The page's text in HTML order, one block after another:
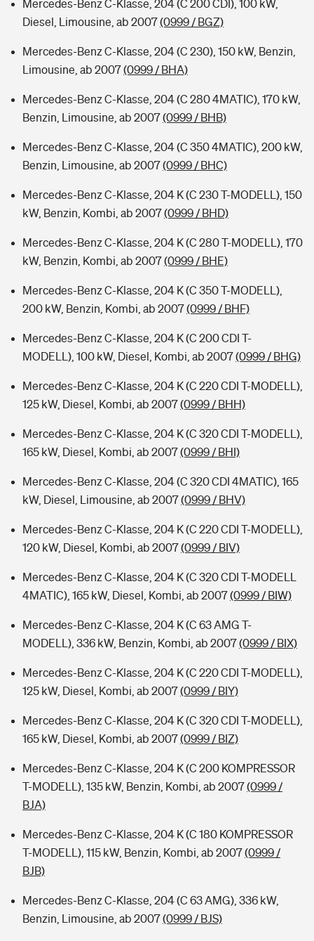
Mercedes-Benz C-Klasse, 204 (C 200 CDI), 100 kW,
Diesel, Limousine, ab 2007(0999 / BGZ)
Mercedes-Benz C-Klasse, 204 (C 230), 150 kW, Benzin,
Limousine, ab 2007(0999 / BHA)
Mercedes-Benz C-Klasse, 204 (C 280 4MATIC), 170 kW,
Benzin, Limousine, ab 2007(0999 / BHB)
Mercedes-Benz C-Klasse, 204 (C 350 4MATIC), 200 kW,
Benzin, Limousine, ab 2007(0999 / BHC)
Mercedes-Benz C-Klasse, 204 K (C 230 T-MODELL), 150
kW, Benzin, Kombi, ab 2007(0999 / BHD)
Mercedes-Benz C-Klasse, 204 K (C 280 T-MODELL), 170
kW, Benzin, Kombi, ab 2007(0999 / BHE)
Mercedes-Benz C-Klasse, 204 K (C 350 T-MODELL),
200 kW, Benzin, Kombi, ab 2007(0999 / BHF)
Mercedes-Benz C-Klasse, 204 K (C 200 CDI T-
MODELL), 100 kW, Diesel, Kombi, ab 2007(0999 / BHG)
Mercedes-Benz C-Klasse, 204 K (C 220 CDI T-MODELL),
125 kW, Diesel, Kombi, ab 2007(0999 / BHH)
Mercedes-Benz C-Klasse, 204 K (C 320 CDI T-MODELL),
165 kW, Diesel, Kombi, ab 2007(0999 / BHI)
Mercedes-Benz C-Klasse, 204 (C 320 CDI 4MATIC), 165
kW, Diesel, Limousine, ab 2007(0999 / BHV)
Mercedes-Benz C-Klasse, 204 K (C 220 CDI T-MODELL),
120 kW, Diesel, Kombi, ab 2007(0999 / BIV)
Mercedes-Benz C-Klasse, 204 K (C 320 CDI T-MODELL
4MATIC), 165 kW, Diesel, Kombi, ab 2007(0999 / BIW)
Mercedes-Benz C-Klasse, 204 K (C 63 AMG T-
MODELL), 336 kW, Benzin, Kombi, ab 2007(0999 / BIX)
Mercedes-Benz C-Klasse, 204 K (C 220 CDI T-MODELL),
125 kW, Diesel, Kombi, ab 2007(0999 / BIY)
Mercedes-Benz C-Klasse, 204 K (C 320 CDI T-MODELL),
165 kW, Diesel, Kombi, ab 2007(0999 / BIZ)
Mercedes-Benz C-Klasse, 204 K (C 200 KOMPRESSOR
T-MODELL), 135 kW, Benzin, Kombi, ab 2007(0999 /
BJA)
Mercedes-Benz C-Klasse, 204 K (C 180 KOMPRESSOR
T-MODELL), 115 kW, Benzin, Kombi, ab 2007(0999 /
BJB)
Mercedes-Benz C-Klasse, 204 (C 63 AMG), 336 kW,
Benzin, Limousine, ab 2007(0999 / BJS)